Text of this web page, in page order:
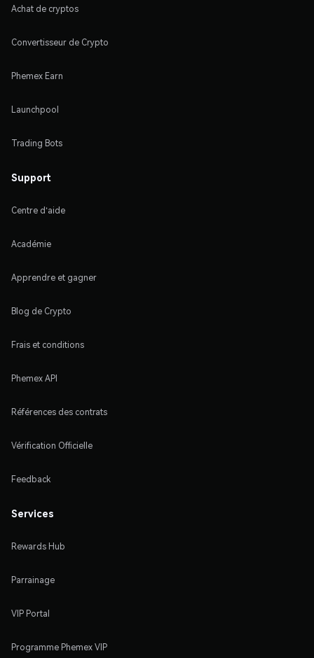
Achat de cryptos
Convertisseur de Crypto
Phemex Earn
Launchpool
Trading Bots
Support
Centre d'aide
Académie
Apprendre et gagner
Blog de Crypto
Frais et conditions
Phemex API
Références des contrats
Vérification Officielle
Feedback
Services
Rewards Hub
Parrainage
VIP Portal
Programme Phemex VIP